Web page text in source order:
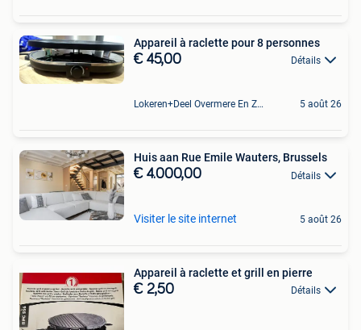
Appareil à raclette pour 8 personnes
€ 45,00 Détails
Lokeren+Deel Overmere En Zele 5 août 26
Huis aan Rue Emile Wauters, Brussels
€ 4.000,00 Détails
Visiter le site internet 5 août 26
Appareil à raclette et grill en pierre
€ 2,50 Détails